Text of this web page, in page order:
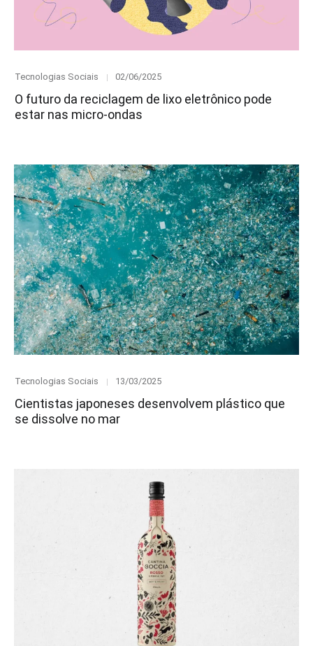
Category
Tecnologias Sociais
Posted
02/06/2025
O futuro da reciclagem de lixo eletrônico pode
estar nas micro-ondas
Category
Tecnologias Sociais
Posted
13/03/2025
Cientistas japoneses desenvolvem plástico que
se dissolve no mar